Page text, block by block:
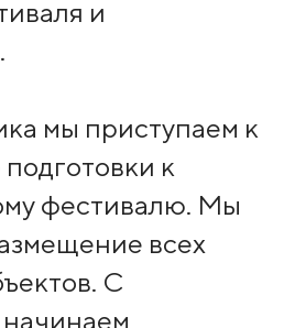
и
мы приступаем к
к
фестивалю. Мы
всех
С